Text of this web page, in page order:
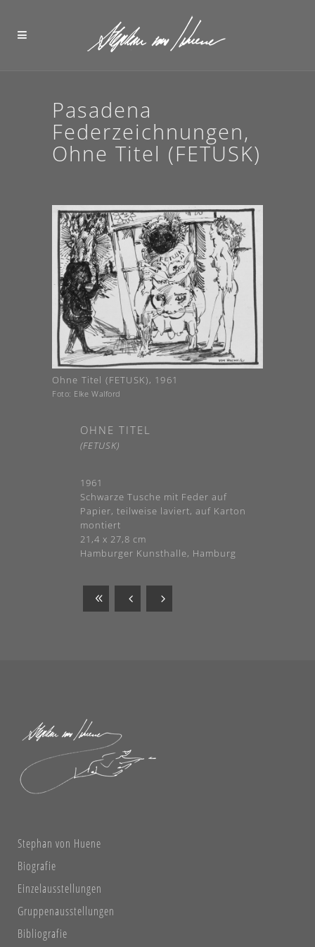
Pasadena
Federzeichnungen,
Ohne Titel (FETUSK)
Ohne Titel (FETUSK), 1961
Foto: Elke Walford
OHNE TITEL
(FETUSK)
1961
Schwarze Tusche mit Feder auf
Papier, teilweise laviert, auf Karton
montiert
21,4 x 27,8 cm
Hamburger Kunsthalle, Hamburg
Stephan von Huene
Biografie
Einzelausstellungen
Gruppenausstellungen
Bibliografie